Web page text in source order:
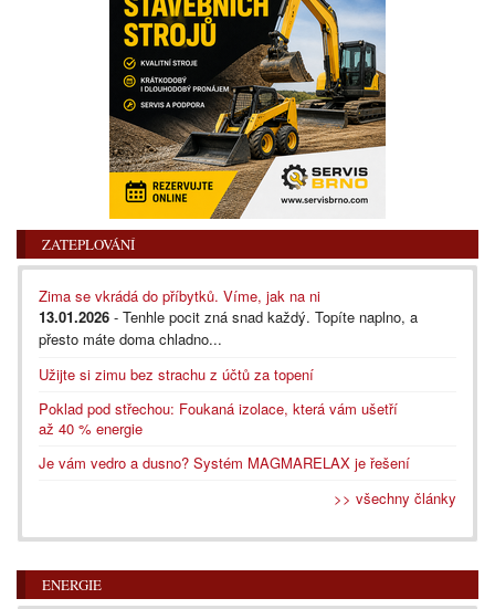
ZATEPLOVÁNÍ
Zima se vkrádá do příbytků. Víme, jak na ni
13.01.2026 - Tenhle pocit zná snad každý. Topíte naplno, a
přesto máte doma chladno...
Užijte si zimu bez strachu z účtů za topení
Poklad pod střechou: Foukaná izolace, která vám ušetří
až 40 % energie
Je vám vedro a dusno? Systém MAGMARELAX je řešení
>> všechny články
ENERGIE